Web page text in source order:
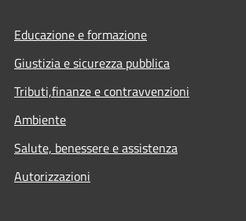
Educazione e formazione
Giustizia e sicurezza pubblica
Tributi,finanze e contravvenzioni
Ambiente
Salute, benessere e assistenza
Autorizzazioni